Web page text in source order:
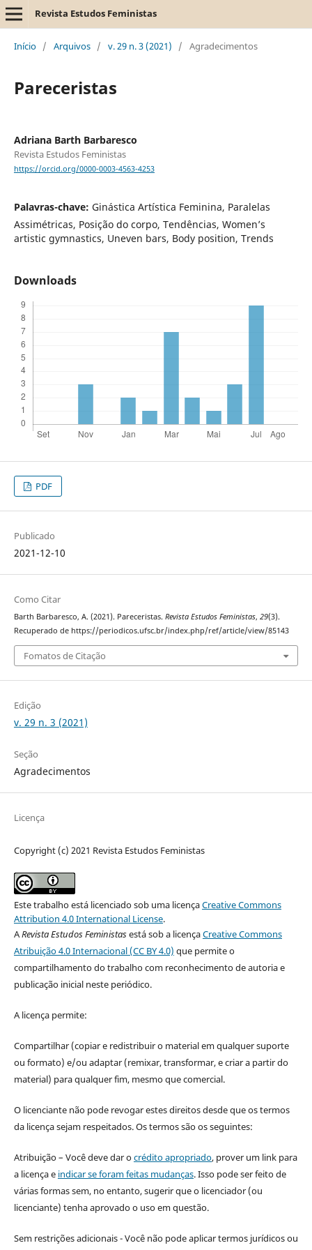
Revista Estudos Feministas
Início / Arquivos / v. 29 n. 3 (2021) / Agradecimentos
Pareceristas
Adriana Barth Barbaresco
Revista Estudos Feministas
https://orcid.org/0000-0003-4563-4253
Palavras-chave: Ginástica Artística Feminina, Paralelas
Assimétricas, Posição do corpo, Tendências, Women’s
artistic gymnastics, Uneven bars, Body position, Trends
Downloads
PDF
Publicado
2021-12-10
Como Citar
Barth Barbaresco, A. (2021). Pareceristas. Revista Estudos Feministas, 29(3).
Recuperado de https://periodicos.ufsc.br/index.php/ref/article/view/85143
Fomatos de Citação
Edição
v. 29 n. 3 (2021)
Seção
Agradecimentos
Licença
Copyright (c) 2021 Revista Estudos Feministas
Este trabalho está licenciado sob uma licençaCreative Commons
Attribution 4.0 International License.
ARevista Estudos Feministasestá sob a licençaCreative Commons
Atribuição 4.0 Internacional (CC BY 4.0) que permite o
compartilhamento do trabalho com reconhecimento de autoria e
publicação inicial neste periódico.
A licença permite:
Compartilhar (copiar e redistribuir o material em qualquer suporte
ou formato) e/ou adaptar (remixar, transformar, e criar a partir do
material) para qualquer fim, mesmo que comercial.
O licenciante não pode revogar estes direitos desde que os termos
da licença sejam respeitados. Os termos são os seguintes:
Atribuição – Você deve dar ocrédito apropriado, prover um link para
a licença e indicar se foram feitas mudanças. Isso pode ser feito de
várias formas sem, no entanto, sugerir que o licenciador (ou
licenciante) tenha aprovado o uso em questão.
Sem restrições adicionais - Você não pode aplicar termos jurídicos ou